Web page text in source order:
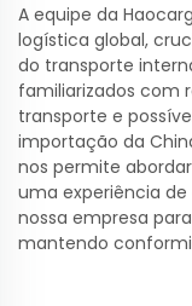
A equipe da
logística global,
do transporte
familiarizados com
transporte e
importação da
nos permite
uma experiência
nossa empresa
mantendo